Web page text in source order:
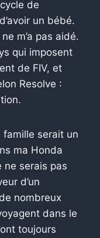
de
un bébé.
m’a pas aidé.
qui imposent
de FIV, et
Resolve :
serait un
ma Honda
ne serais pas
d’un
nombreux
dans le
toujours